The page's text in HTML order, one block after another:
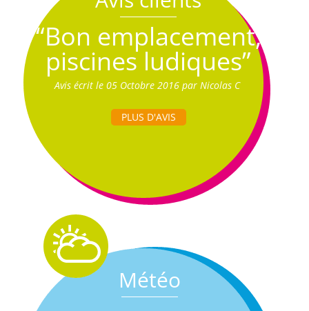
“Bon emplacement,
piscines ludiques”
Avis écrit le 05 Octobre 2016 par Nicolas C
PLUS D'AVIS
Météo